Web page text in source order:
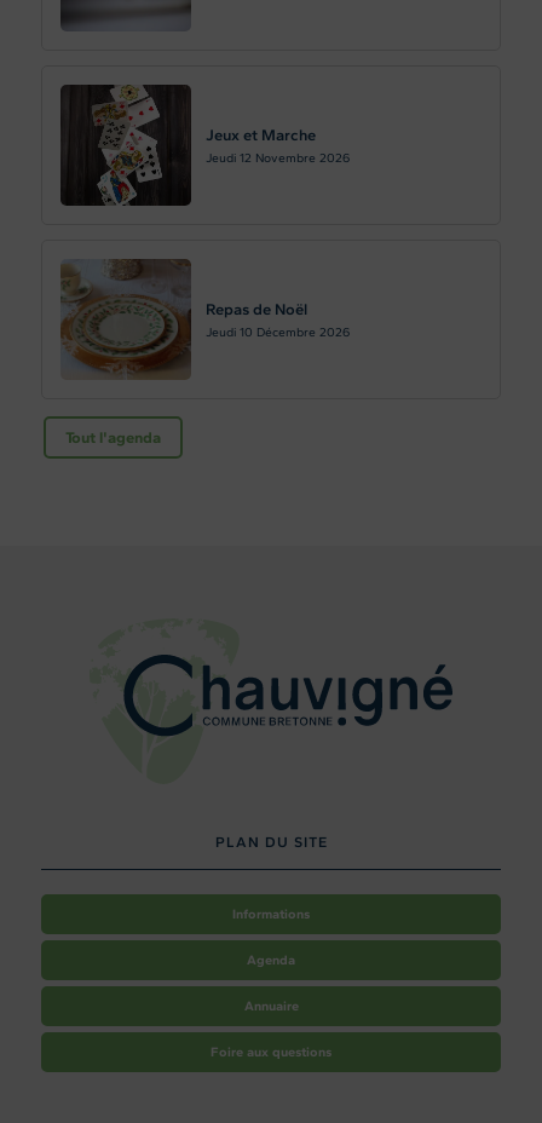
Jeux et Marche
Jeudi 12 Novembre 2026
Repas de Noël
Jeudi 10 Décembre 2026
Tout l'agenda
PLAN DU SITE
Informations
Agenda
Annuaire
Foire aux questions